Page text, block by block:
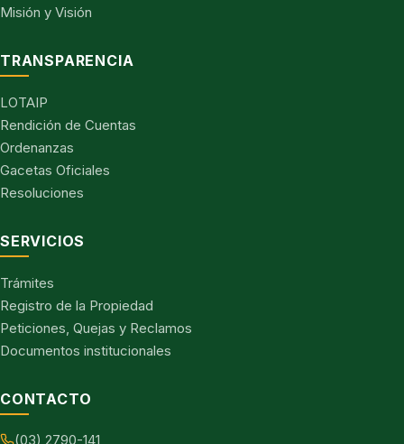
Misión y Visión
TRANSPARENCIA
LOTAIP
Rendición de Cuentas
Ordenanzas
Gacetas Oficiales
Resoluciones
SERVICIOS
Trámites
Registro de la Propiedad
Peticiones, Quejas y Reclamos
Documentos institucionales
CONTACTO
(03) 2790-141